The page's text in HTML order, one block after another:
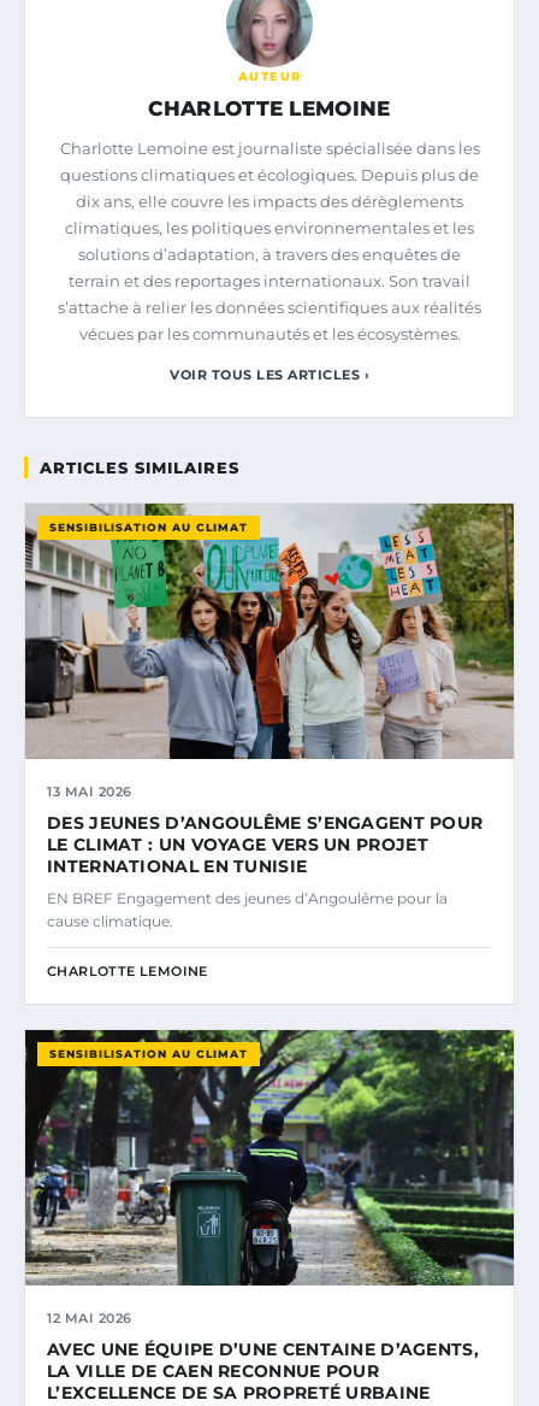
AUTEUR
CHARLOTTE LEMOINE
Charlotte Lemoine est journaliste spécialisée dans les
questions climatiques et écologiques. Depuis plus de
dix ans, elle couvre les impacts des dérèglements
climatiques, les politiques environnementales et les
solutions d’adaptation, à travers des enquêtes de
terrain et des reportages internationaux. Son travail
s’attache à relier les données scientifiques aux réalités
vécues par les communautés et les écosystèmes.
VOIR TOUS LES ARTICLES ›
ARTICLES SIMILAIRES
SENSIBILISATION AU CLIMAT
13 MAI 2026
DES JEUNES D’ANGOULÊME S’ENGAGENT POUR
LE CLIMAT : UN VOYAGE VERS UN PROJET
INTERNATIONAL EN TUNISIE
EN BREF Engagement des jeunes d’Angoulême pour la
cause climatique.
CHARLOTTE LEMOINE
SENSIBILISATION AU CLIMAT
12 MAI 2026
AVEC UNE ÉQUIPE D’UNE CENTAINE D’AGENTS,
LA VILLE DE CAEN RECONNUE POUR
L’EXCELLENCE DE SA PROPRETÉ URBAINE